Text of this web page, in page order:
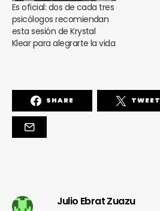
Es oficial: dos de cada tres
psicólogos recomiendan
esta sesión de Krystal
Klear para alegrarte la vida
SHARE TWEET
Julio Ebrat Zuazu